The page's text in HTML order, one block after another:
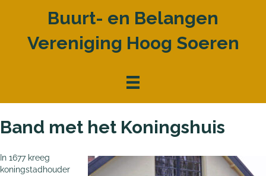
Buurt- en Belangen
Vereniging Hoog Soeren
Band met het Koningshuis
In 1677 kreeg
koning­stadhouder